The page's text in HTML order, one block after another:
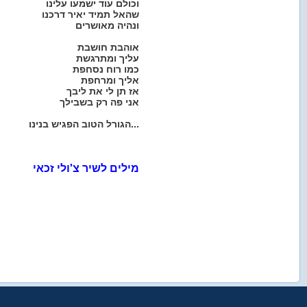
וכולם עוד ישמעו עלינו
שהאל תמיד יאיר דרכנו
ונהיה מאושרים
אוהבת חושבת
עליך ומתרגשת
כמו רוח נסחפת
אליך ומרחפת
אז תן לי את ליבך
אני פה רק בשבילך
הגורל הטוב הפגיש בנינו...
מילים לשיר צ'ולי זכאי